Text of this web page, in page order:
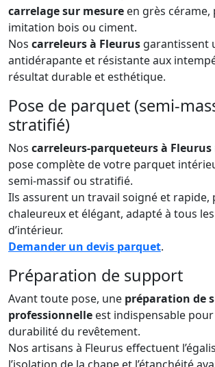
carrelage sur mesure en grès
imitation bois ou ciment.
Nos carreleurs à Fleurus garantissent
antidérapante et résistante aux
résultat durable et esthétique.
Pose de parquet (semi-
stratifié)
Nos carreleurs-parqueteurs à Fleurus
pose complète de votre parquet
semi-massif ou stratifié.
Ils assurent un travail soigné et rapide,
chaleureux et élégant, adapté à tous
d’intérieur.
Demander un devis parquet.
Préparation de support
Avant toute pose, une préparation de
professionnelle est indispensable
durabilité du revêtement.
Nos artisans à Fleurus effectuent